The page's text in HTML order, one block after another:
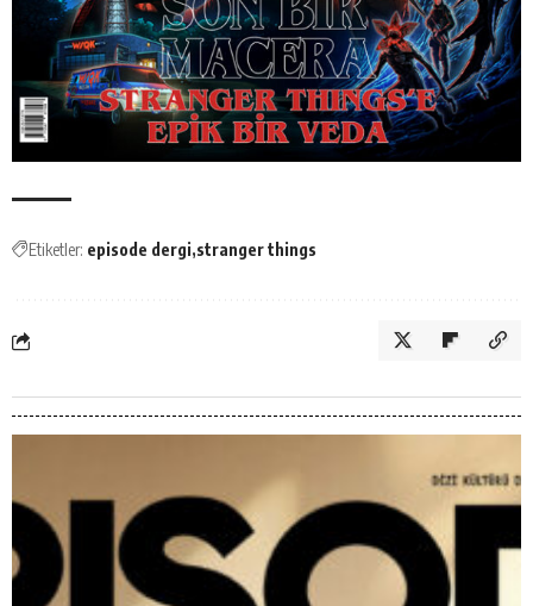
Etiketler: episode dergi stranger things